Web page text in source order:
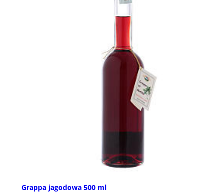
Grappa jagodowa 500 ml